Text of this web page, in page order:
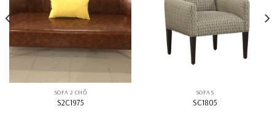
SOFA 2 CHỖ
S2C1975
SOFAS
SC1805